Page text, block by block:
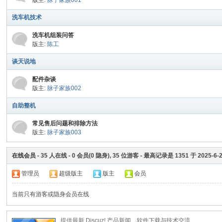
电
洗车机技术
洗车机组装问答
版主: 陈工
谈天说地
配件杂谈
版主: 脉子家族002
自助整机
常见售后问题和排除方法
版主: 脉子家族003
在线会员 -35 人在线 -0 会员(0 隐身),35 位游客 - 最高记录是1351 于2025-6-
管理员 超级版主 版主 会员
当前只有游客或隐身会员在线
提供最新 Discuz! 产品新闻、软件下载与技术交流